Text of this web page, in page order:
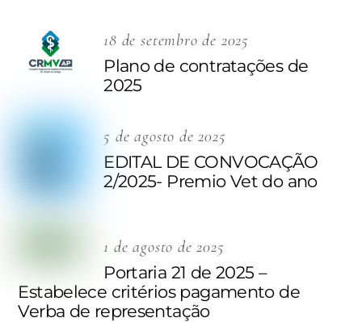
18 de setembro de 2025
Plano de contratações de
2025
5 de agosto de 2025
EDITAL DE CONVOCAÇÃO
2/2025- Premio Vet do ano
1 de agosto de 2025
Portaria 21 de 2025 –
Estabelece critérios pagamento de
Verba de representação